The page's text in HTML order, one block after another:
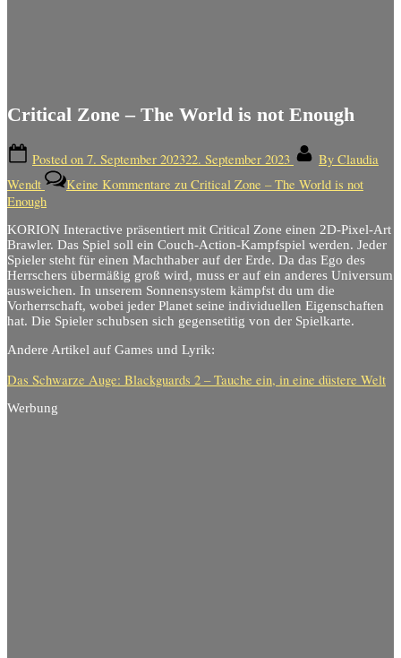
Critical Zone – The World is not Enough
Posted on 7. September 202322. September 2023 By Claudia
Wendt
Keine Kommentare zu Critical Zone – The World is not
Enough
KORION Interactive präsentiert mit Critical Zone einen 2D-Pixel-Art
Brawler. Das Spiel soll ein Couch-Action-Kampfspiel werden. Jeder
Spieler steht für einen Machthaber auf der Erde. Da das Ego des
Herrschers übermäßig groß wird, muss er auf ein anderes Universum
ausweichen. In unserem Sonnensystem kämpfst du um die
Vorherrschaft, wobei jeder Planet seine individuellen Eigenschaften
hat. Die Spieler schubsen sich gegensetitig von der Spielkarte.
Andere Artikel auf Games und Lyrik:
Das Schwarze Auge: Blackguards 2 – Tauche ein, in eine düstere Welt
Werbung